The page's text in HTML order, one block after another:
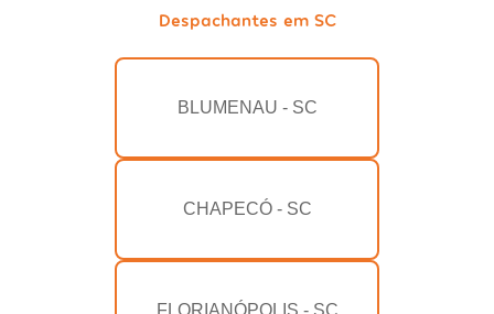
Despachantes em SC
BLUMENAU - SC
CHAPECÓ - SC